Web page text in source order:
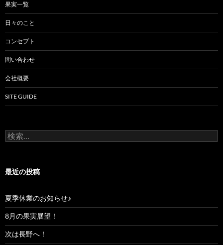
果実一覧
日々のこと
コンセプト
問い合わせ
会社概要
SITE GUIDE
検
索:
最近の投稿
夏季休業のお知らせ♪
8月の果実展望！
次は長野へ！